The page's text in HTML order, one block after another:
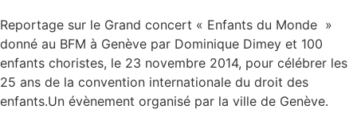
Reportage sur le Grand concert « Enfants du Monde »
donné au BFM à Genève par Dominique Dimey et 100
enfants choristes, le 23 novembre 2014, pour célébrer les
25 ans de la convention internationale du droit des
enfants.Un évènement organisé par la ville de Genève.